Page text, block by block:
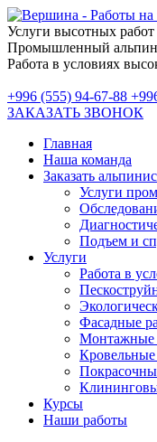
Услуги высотных работ
Промышленный
Работа в условиях
+996 (555) 94-67-88
ЗАКАЗАТЬ ЗВОНОК
Главная
Наша команда
Заказать
Услуги
Подъем и
Услуги
Работа в
Фасадные
Монтажные
Курсы
Наши работы